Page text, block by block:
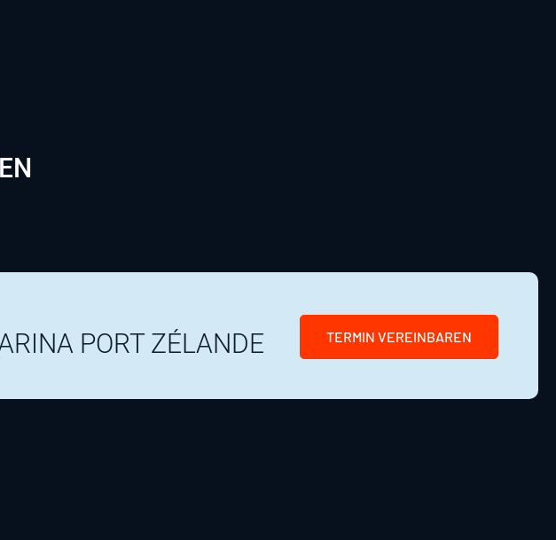
PORT ZÉLANDE TERMIN VEREINBAREN